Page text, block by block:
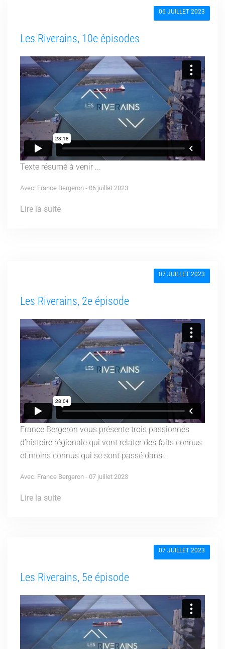
06 JUILLET 2023
Les Riverains, 10e épisodes
Texte résumé à venir ...
Avec: France Bergeron - 06 juillet 2023
Lire la suite
07 JUILLET 2023
Les Riverains, 2e épisode
France Bergeron vous présente trois passionnés
d’histoire régionale qui vont relater des faits connus
et moins connus qui se sont passé dans...
Avec: France Bergeron - 07 juillet 2023
Lire la suite
07 JUILLET 2023
Les Riverains, 5e épisode